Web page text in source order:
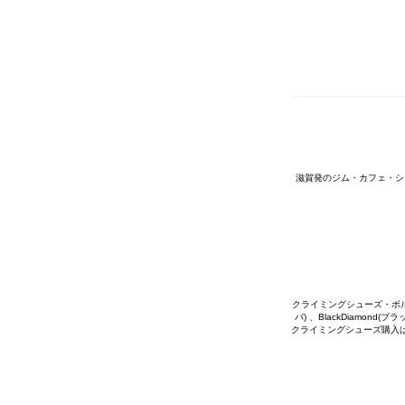
滋賀発のジム・カフェ・
クライミングシューズ・ボ
パ) 、BlackDiamond(ブラ
クライミングシューズ購入